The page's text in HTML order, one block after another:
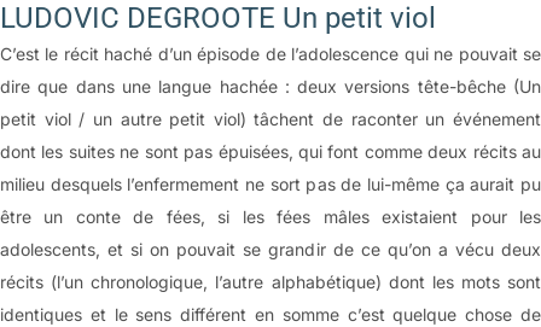
LUDOVIC DEGROOTE Un petit viol
C’est le récit haché d’un épisode de l’adolescence qui ne pouvait se
dire que dans une langue hachée : deux versions tête-bêche (Un
petit viol / un autre petit viol) tâchent de raconter un événement
dont les suites ne sont pas épuisées, qui font comme deux récits au
milieu desquels l’enfermement ne sort pas de lui-même ça aurait pu
être un conte de fées, si les fées mâles existaient pour les
adolescents, et si on pouvait se grandir de ce qu’on a vécu deux
récits (l’un chronologique, l’autre alphabétique) dont les mots sont
identiques et le sens différent en somme c’est quelque chose de